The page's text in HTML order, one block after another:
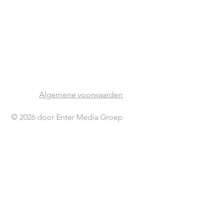
Algemene voorwaarden
© 2026 door Enter Media Groep